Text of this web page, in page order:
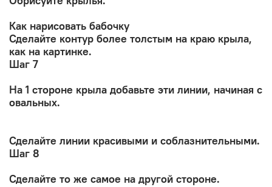
Как нарисовать бабочку
Сделайте контур более толстым на краю крыла,
как на картинке.
Шаг 7
На 1 стороне крыла добавьте эти линии, начиная с
овальных.
Сделайте линии красивыми и соблазнительными.
Шаг 8
Сделайте то же самое на другой стороне.